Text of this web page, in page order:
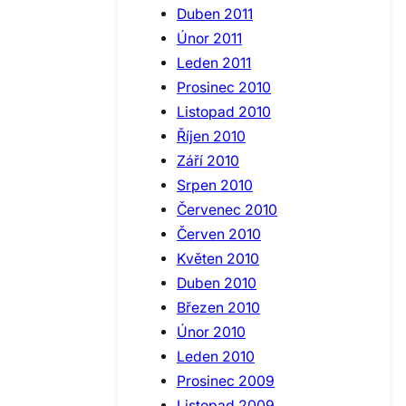
Duben 2011
Únor 2011
Leden 2011
Prosinec 2010
Listopad 2010
Říjen 2010
Září 2010
Srpen 2010
Červenec 2010
Červen 2010
Květen 2010
Duben 2010
Březen 2010
Únor 2010
Leden 2010
Prosinec 2009